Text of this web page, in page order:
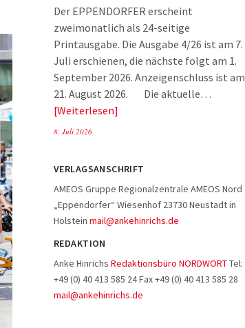
Der EPPENDORFER erscheint
zweimonatlich als 24-seitige
Printausgabe. Die Ausgabe 4/26 ist am 7.
Juli erschienen, die nächste folgt am 1.
September 2026. Anzeigenschluss ist am
21. August 2026. Die aktuelle…
Weiterlesen
8. Juli 2026
VERLAGSANSCHRIFT
AMEOS Gruppe Regionalzentrale AMEOS Nord
„Eppendorfer“ Wiesenhof 23730 Neustadt in
Holstein mail@ankehinrichs.de
REDAKTION
Anke Hinrichs Redaktionsbüro NORDWORTTel:
+49 (0) 40 413 585 24 Fax +49 (0) 40 413 585 28
mail@ankehinrichs.de